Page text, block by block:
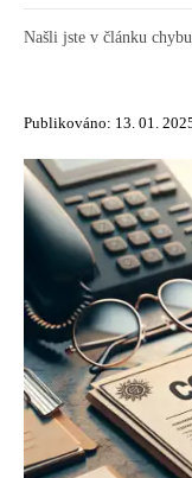
Našli jste v článku
Publikováno: 13. 01.